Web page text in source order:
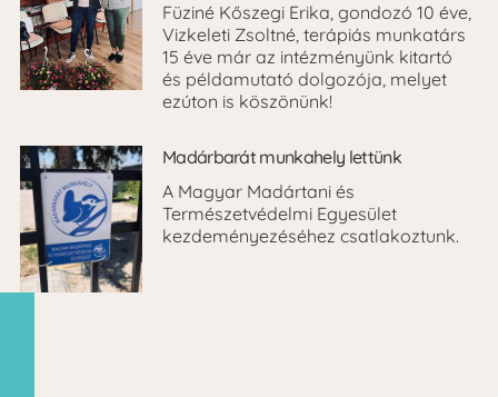
Füziné Kőszegi Erika, gondozó 10 éve,
Vizkeleti Zsoltné, terápiás munkatárs
15 éve már az intézményünk kitartó
és példamutató dolgozója, melyet
ezúton is köszönünk!
Madárbarát munkahely lettünk
A Magyar Madártani és
Természetvédelmi Egyesület
kezdeményezéséhez csatlakoztunk.